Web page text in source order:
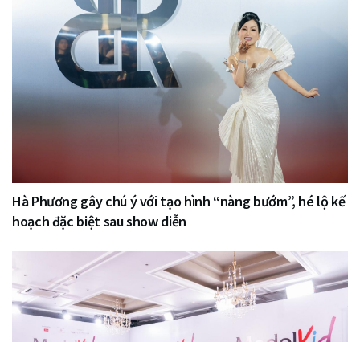
Hà Phương gây chú ý với tạo hình “nàng bướm”, hé lộ kế
hoạch đặc biệt sau show diễn